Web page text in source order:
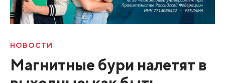
НОВОСТИ
Магнитные бури налетят в